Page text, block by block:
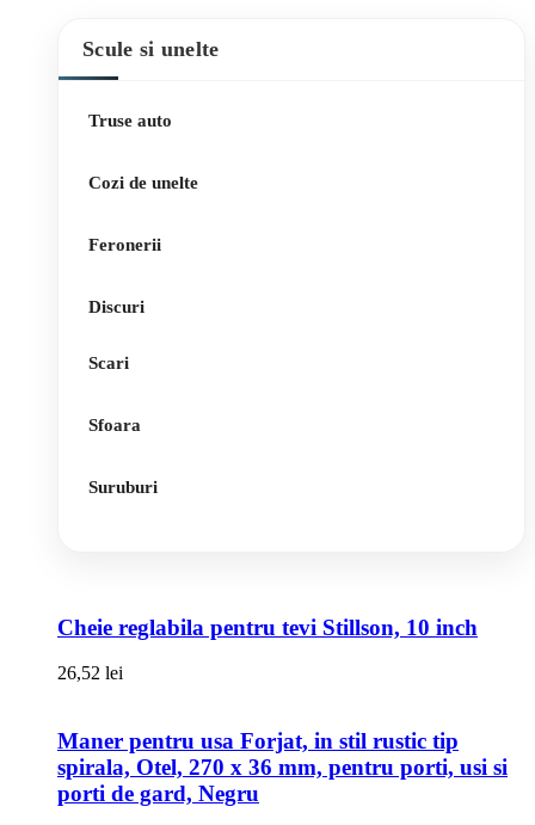
Scule si unelte
Truse auto
Cozi de unelte
Feronerii
Discuri
Scari
Sfoara
Suruburi
Cheie reglabila pentru tevi Stillson, 10 inch
26,52 lei
Maner pentru usa Forjat, in stil rustic tip
spirala, Otel, 270 x 36 mm, pentru porti, usi si
porti de gard, Negru